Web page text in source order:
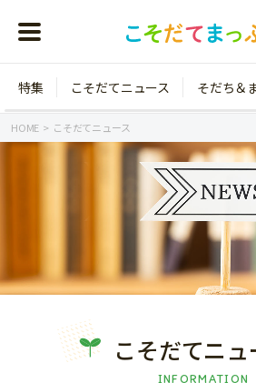
0歳
1
年中
特集
こそだてニュース
特集 こそだてニュース そだち＆
HOME こそだてニュース
こそだてニュ
INFORMATION